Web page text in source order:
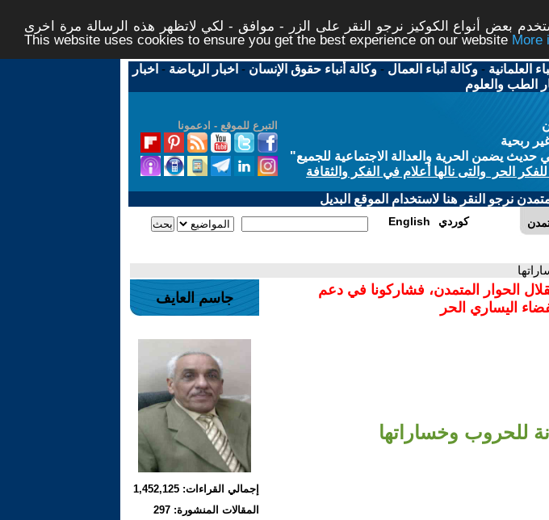
بعض أنواع الكوكيز نرجو النقر على الزر - موافق - لكي لاتظهر هذه الرسالة مرة اخرى -
This website uses cookies to ensure you get the best experience on our website
العلمانية -وكالة أنباء العمال -وكالة أنباء حقوق الإنسان - اخبار الرياضة - اخبار
الطب والعلوم
التبرع للموقع - ادعمونا
ربحية
يضمن الحرية والعدالة الاجتماعية للجميع"
الحر والتى نالها أعلام في الفكر والثقافة
نرجو النقر هنا لاستخدام الموقع البديل
English كوردي
الحوار المتمدن، فشاركونا في دعم
اليساري الحر
للحروب وخساراتها
جاسم العايف
إجمالي القراءات: 1,452,125
المقالات المنشورة: 297